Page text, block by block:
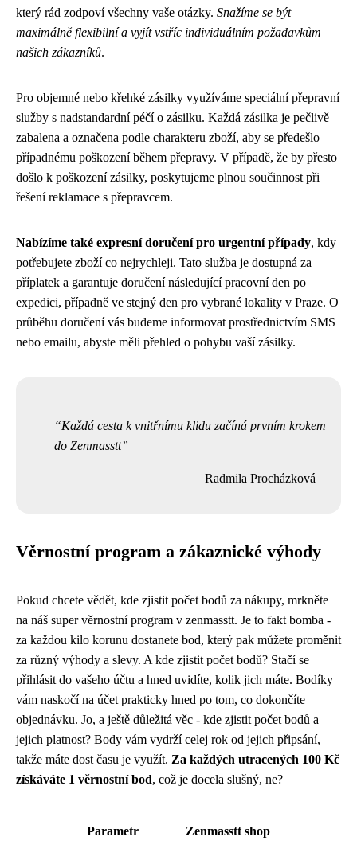
který rád zodpoví všechny vaše otázky. Snažíme se být
maximálně flexibilní a vyjít vstříc individuálním požadavkům
našich zákazníků.
Pro objemné nebo křehké zásilky využíváme speciální přepravní
služby s nadstandardní péčí o zásilku. Každá zásilka je pečlivě
zabalena a označena podle charakteru zboží, aby se předešlo
případnému poškození během přepravy. V případě, že by přesto
došlo k poškození zásilky, poskytujeme plnou součinnost při
řešení reklamace s přepravcem.
Nabízíme také expresní doručení pro urgentní případy, kdy
potřebujete zboží co nejrychleji. Tato služba je dostupná za
příplatek a garantuje doručení následující pracovní den po
expedici, případně ve stejný den pro vybrané lokality v Praze. O
průběhu doručení vás budeme informovat prostřednictvím SMS
nebo emailu, abyste měli přehled o pohybu vaší zásilky.
Každá cesta k vnitřnímu klidu začíná prvním krokem
do Zenmasstt
Radmila Procházková
Věrnostní program a zákaznické výhody
Pokud chcete vědět, kde zjistit počet bodů za nákupy, mrkněte
na náš super věrnostní program v zenmasstt. Je to fakt bomba -
za každou kilo korunu dostanete bod, který pak můžete proměnit
za různý výhody a slevy. A kde zjistit počet bodů? Stačí se
přihlásit do vašeho účtu a hned uvidíte, kolik jich máte. Bodíky
vám naskočí na účet prakticky hned po tom, co dokončíte
objednávku. Jo, a ještě důležitá věc - kde zjistit počet bodů a
jejich platnost? Body vám vydrží celej rok od jejich připsání,
takže máte dost času je využít. Za každých utracených 100 Kč
získáváte 1 věrnostní bod, což je docela slušný, ne?
Parametr Zenmasstt shop